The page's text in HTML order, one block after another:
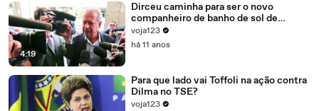
4:19
Dirceu caminha para ser o novo
companheiro de banho de sol de
Marcelo Odebrecht e Cia.
voja123
há 11 anos
Para que lado vai Toffoli na ação contra
Dilma no TSE?
voja123